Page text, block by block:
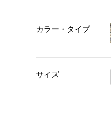
その他
和装小物
カラー・タイプ
サイズ